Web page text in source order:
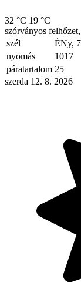
32 °C 19 °C
szórványos
szél
ÉNy,
nyomás
1017
páratartalom 25
szerda 12. 8. 2026